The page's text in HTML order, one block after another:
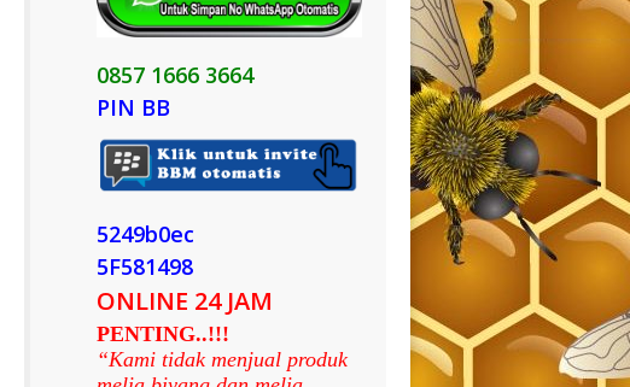
0857 1666 3664
PIN BB
5249b0ec
5F581498
ONLINE 24 JAM
PENTING..!!!
“Kami tidak menjual produk